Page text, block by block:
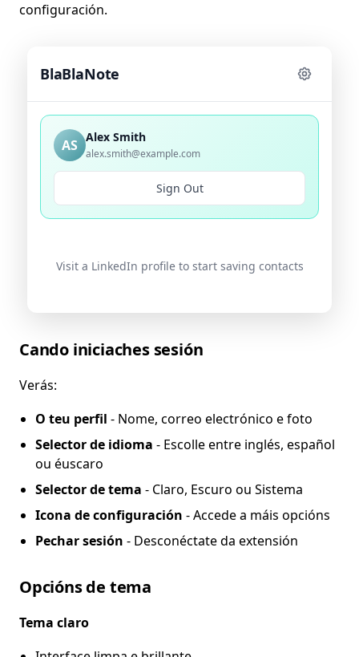
configuración.
BlaBlaNote
AS Alex Smith
alex.smith@example.com
Sign Out
Visit a LinkedIn profile to start saving contacts
Cando iniciaches sesión
Verás:
O teu perfil - Nome, correo electrónico e foto
Selector de idioma - Escolle entre inglés, español
ou éuscaro
Selector de tema - Claro, Escuro ou Sistema
Icona de configuración - Accede a máis opcións
Pechar sesión - Desconéctate da extensión
Opcións de tema
Tema claro